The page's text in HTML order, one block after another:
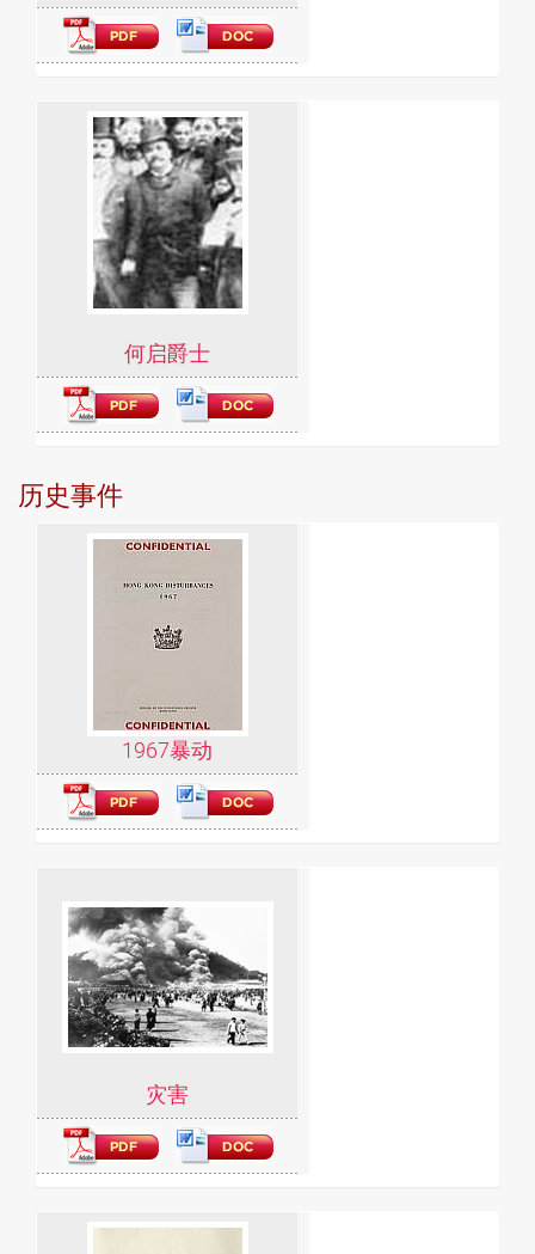
何启爵士
历史事件
1967暴动
灾害